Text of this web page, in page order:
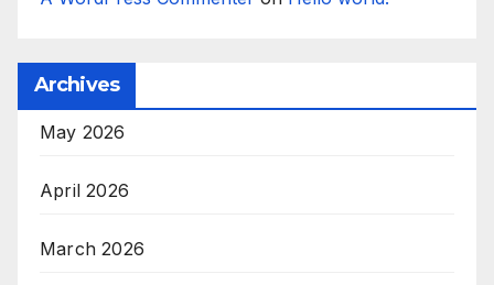
Archives
May 2026
April 2026
March 2026